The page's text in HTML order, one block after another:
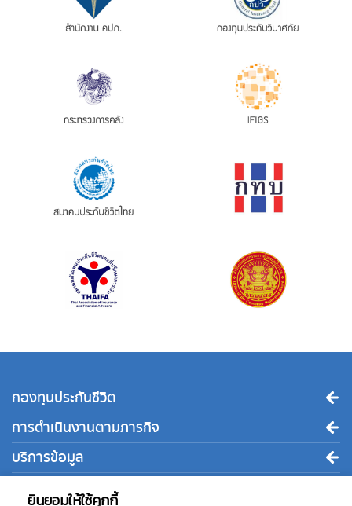
ยินยอมให้ใช้คุกกี้
กองทุนประกันชีวิต
การดำเนินงานตามภารกิจ
บริการข้อมูล